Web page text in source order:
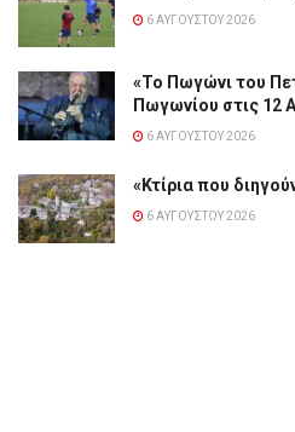
6 ΑΥΓΟΎΣΤΟΥ 2026
«Το Πωγώνι του
Πωγωνίου στις 12
6 ΑΥΓΟΎΣΤΟΥ 2026
«Κτίρια που
6 ΑΥΓΟΎΣΤΟΥ 2026